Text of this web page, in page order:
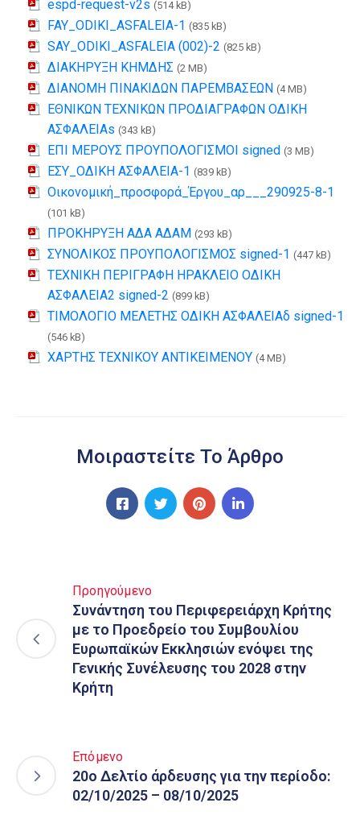
espd-request-v2s (514 kB)
FAY_ODIKI_ASFALEIA-1 (835 kB)
SAY_ODIKI_ASFALEIA (002)-2 (825 kB)
ΔΙΑΚΗΡΥΞΗ ΚΗΜΔΗΣ (2 MB)
ΔΙΑΝΟΜΗ ΠΙΝΑΚΙΔΩΝ ΠΑΡΕΜΒΑΣΕΩΝ (4 MB)
ΕΘΝΙΚΩΝ ΤΕΧΝΙΚΩΝ ΠΡΟΔΙΑΓΡΑΦΩΝ ΟΔΙΚΗ
ΑΣΦΑΛΕΙΑs (343 kB)
ΕΠΙ ΜΕΡΟΥΣ ΠΡΟΥΠΟΛΟΓΙΣΜΟΙ signed (3 MB)
ΕΣΥ_ΟΔΙΚΗ ΑΣΦΑΛΕΙΑ-1 (839 kB)
Οικονομική_προσφορά_Έργου_αρ___290925-8-1
(101 kB)
ΠΡΟΚΗΡΥΞΗ ΑΔΑ ΑΔΑΜ (293 kB)
ΣΥΝΟΛΙΚΟΣ ΠΡΟΥΠΟΛΟΓΙΣΜΟΣ signed-1 (447 kB)
ΤΕΧΝΙΚΗ ΠΕΡΙΓΡΑΦΗ ΗΡΑΚΛΕΙΟ ΟΔΙΚΗ
ΑΣΦΑΛΕΙΑ2 signed-2 (899 kB)
ΤΙΜΟΛΟΓΙΟ ΜΕΛΕΤΗΣ ΟΔΙΚΗ ΑΣΦΑΛΕΙΑδ signed-1
(546 kB)
ΧΑΡΤΗΣ ΤΕΧΝΙΚΟΥ ΑΝΤΙΚΕΙΜΕΝΟΥ (4 MB)
Μοιραστείτε Το Άρθρο
Προηγούμενο
Συνάντηση του Περιφερειάρχη Κρήτης
με το Προεδρείο του Συμβουλίου
Ευρωπαϊκών Εκκλησιών ενόψει της
Γενικής Συνέλευσης του 2028 στην
Κρήτη
Επόμενο
20ο Δελτίο άρδευσης για την περίοδο:
02/10/2025 – 08/10/2025